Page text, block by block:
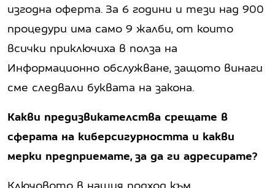
изгодна оферта. За 6 години и тези над 900
процедури има само 9 жалби, от които
всички приключиха в полза на
Информационно обслужване, защото винаги
сме следвали буквата на закона.
Какви предизвикателства срещате в
сферата на киберсигурността и какви
мерки предприемате, за да ги адресирате?
Ключовото в нашия подход към